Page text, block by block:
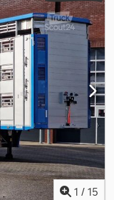
3):8.000 kg,
(TÜV):07/2026,
utovarnog prostora:
, Godina
podizač
u dobrom
€ + PDV, a
Atjx Akajha
1 / 15